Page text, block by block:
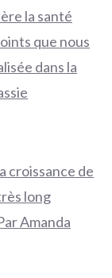
la santé
que nous
dans la
croissance de
long
Amanda